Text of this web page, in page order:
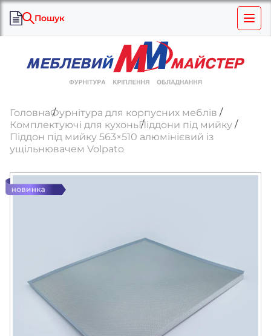
Пошук
ГоловнаФурнітура для корпусних меблів
Комплектуючі для кухоньПіддони під мийку
Піддон під мийку 563×510 алюмінієвий із
ущільнювачем Volpato